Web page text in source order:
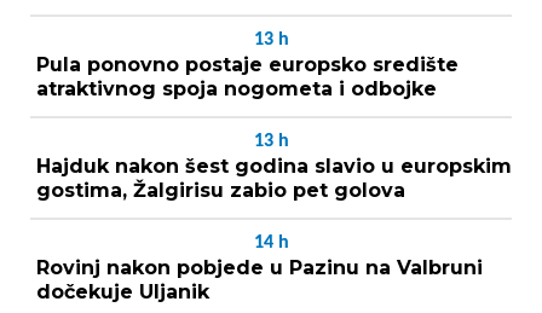
13 h
Pula ponovno postaje europsko središte
atraktivnog spoja nogometa i odbojke
13 h
Hajduk nakon šest godina slavio u europskim
gostima, Žalgirisu zabio pet golova
14 h
Rovinj nakon pobjede u Pazinu na Valbruni
dočekuje Uljanik